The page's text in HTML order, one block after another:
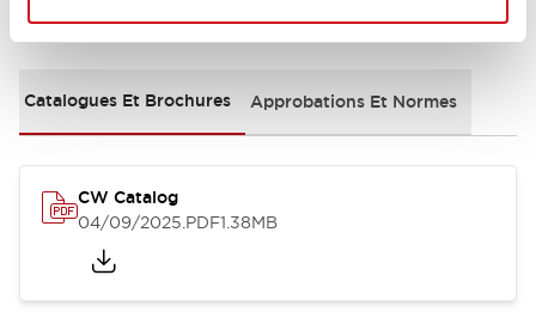
Documents et fichiers
Catalogues Et Brochures Approbations Et Normes
CW Catalog
04/09/2025.PDF1.38MB